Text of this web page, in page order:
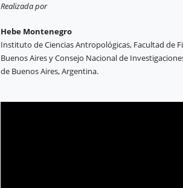
Realizada por
Hebe Montenegro
Instituto de Ciencias Antropológicas, Facultad de
Buenos Aires y Consejo Nacional de
de Buenos Aires, Argentina.